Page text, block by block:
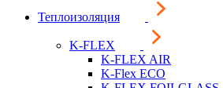
Теплоизоляция
K-FLEX
K-FLEX AIR
K-Flex ECO